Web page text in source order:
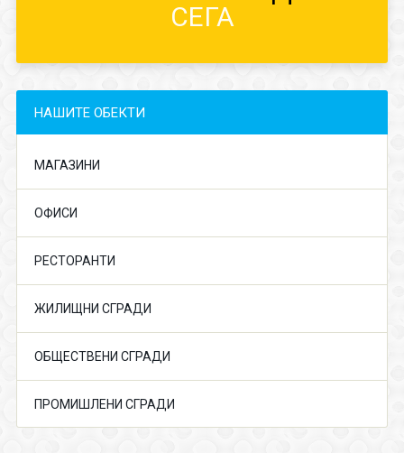
СЕГА
НАШИТЕ ОБЕКТИ
МАГАЗИНИ
ОФИСИ
РЕСТОРАНТИ
ЖИЛИЩНИ СГРАДИ
ОБЩЕСТВЕНИ СГРАДИ
ПРОМИШЛЕНИ СГРАДИ